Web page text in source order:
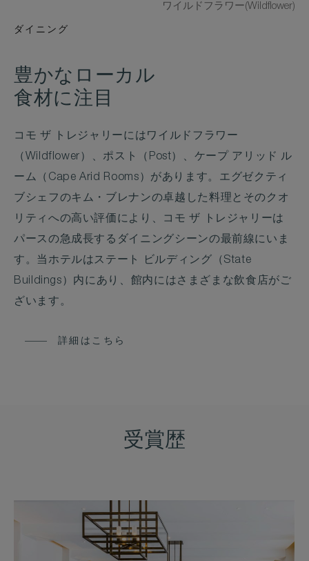
ダイニング
豊かなローカル
食材に注目
コモ ザ トレジャリーにはワイルドフラワー
（Wildflower）、ポスト（Post）、ケープ アリッド ル
ーム（Cape Arid Rooms）があります。エグゼクティ
ブシェフのキム・ブレナンの卓越した料理とそのクオ
リティへの高い評価により、コモ ザ トレジャリーは
パースの急成長するダイニングシーンの最前線にいま
す。当ホテルはステート ビルディング（State
Buildings）内にあり、館内にはさまざまな飲食店がご
ざいます。
詳細はこちら
ワイルドフラワー(Wildflower)
受賞歴